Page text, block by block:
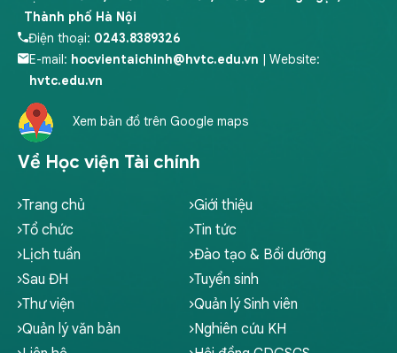
Về Học viện Tài chính
Trang chủ
Giới thiệu
Tổ chức
Tin tức
Lịch tuần
Đào tạo & Bồi dưỡng
Sau ĐH
Tuyển sinh
Thư viện
Quản lý Sinh viên
Quản lý văn bản
Nghiên cứu KH
Thành phố Hà Nội
Điện thoại: 0243.8389326
E-mail: hocvientaichinh@hvtc.edu.vn
| Website:
hvtc.edu.vn
Xem bản đồ trên Google maps